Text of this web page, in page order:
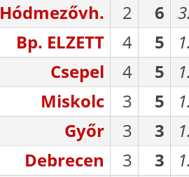
Hódmezővh.
2 6
Bp. ELZETT
4 5
Csepel
4 5
Miskolc
3 5
Győr
3 3
Debrecen
3 3